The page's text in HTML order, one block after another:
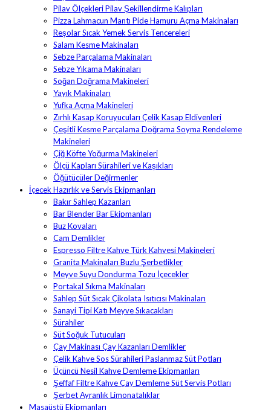
Pilav Ölçekleri Pilav Şekillendirme Kalıpları
Pizza Lahmacun Mantı Pide Hamuru Açma Makinaları
Reşolar Sıcak Yemek Servis Tencereleri
Salam Kesme Makinaları
Sebze Parçalama Makinaları
Sebze Yıkama Makinaları
Soğan Doğrama Makineleri
Yayık Makinaları
Yufka Açma Makineleri
Zırhlı Kasap Koruyucuları Çelik Kasap Eldivenleri
Çeşitli Kesme Parçalama Doğrama Soyma Rendeleme
Makineleri
Çiğ Köfte Yoğurma Makineleri
Ölçü Kapları Sürahileri ve Kaşıkları
Öğütücüler Değirmenler
İçecek Hazırlık ve Servis Ekipmanları
Bakır Sahlep Kazanları
Bar Blender Bar Ekipmanları
Buz Kovaları
Cam Demlikler
Espresso Filtre Kahve Türk Kahvesi Makineleri
Granita Makinaları Buzlu Şerbetlikler
Meyve Suyu Dondurma Tozu İçecekler
Portakal Sıkma Makinaları
Sahlep Süt Sıcak Çikolata Isıtıcısı Makinaları
Sanayi Tipi Katı Meyve Sıkacakları
Sürahiler
Süt Soğuk Tutucuları
Çay Makinası Çay Kazanları Demlikler
Çelik Kahve Sos Sürahileri Paslanmaz Süt Potları
Üçüncü Nesil Kahve Demleme Ekipmanları
Şeffaf Filtre Kahve Çay Demleme Süt Servis Potları
Şerbet Ayranlık Limonatalıklar
Masaüstü Ekipmanları